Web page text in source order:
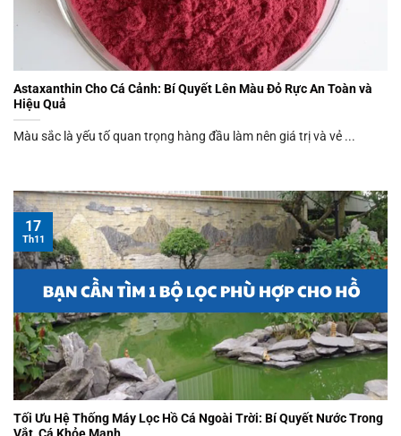
Astaxanthin Cho Cá Cảnh: Bí Quyết Lên Màu Đỏ Rực An Toàn và
Hiệu Quả
Màu sắc là yếu tố quan trọng hàng đầu làm nên giá trị và vẻ ...
Tối Ưu Hệ Thống Máy Lọc Hồ Cá Ngoài Trời: Bí Quyết Nước Trong
17
Th11